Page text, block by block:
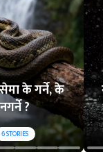
के गर्ने, के
नगर्ने ?
6STORIES